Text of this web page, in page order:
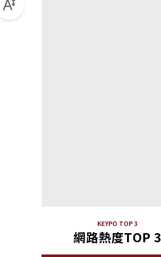
KEYPO TOP 3
網路熱度TOP 3